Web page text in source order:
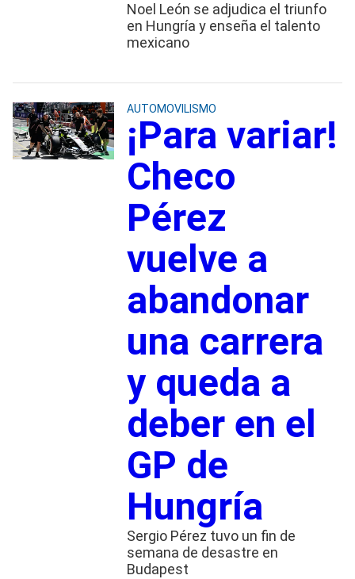
Noel León se adjudica el triunfo
en Hungría y enseña el talento
mexicano
AUTOMOVILISMO
¡Para variar!
Checo
Pérez
vuelve a
abandonar
una carrera
y queda a
deber en el
GP de
Hungría
Sergio Pérez tuvo un fin de
semana de desastre en
Budapest